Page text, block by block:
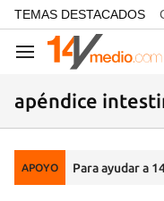
common.go-to-content
TEMAS DESTACADOS
Navegación
apéndice
APOYO Para ayudar a